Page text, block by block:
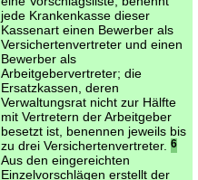
jede Krankenkasse dieser
Kassenart einen Bewerber als
Versichertenvertreter und einen
Bewerber als
Arbeitgebervertreter; die
Ersatzkassen, deren
Verwaltungsrat nicht zur Hälfte
mit Vertretern der Arbeitgeber
besetzt ist, benennen jeweils bis
zu drei Versichertenvertreter. 6
Aus den eingereichten
Einzelvorschlägen erstellt der